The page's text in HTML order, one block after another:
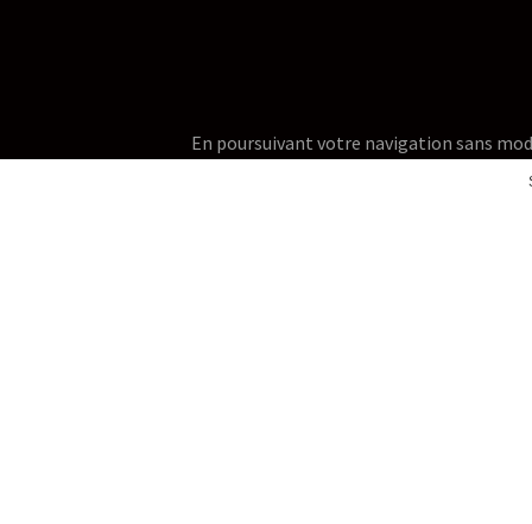
En poursuivant votre navigation sans